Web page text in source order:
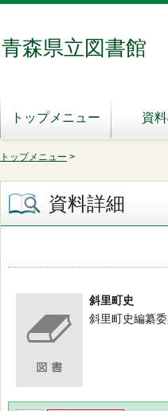
青森県立図書館
トップメニュー 資
トップメニュー >
資料詳細
斜里町史
斜里町史編纂